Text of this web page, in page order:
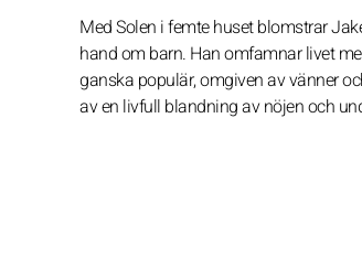
Med Solen i femte huset blomstrar
hand om barn. Han omfamnar livet
ganska populär, omgiven av vänner
av en livfull blandning av nöjen och